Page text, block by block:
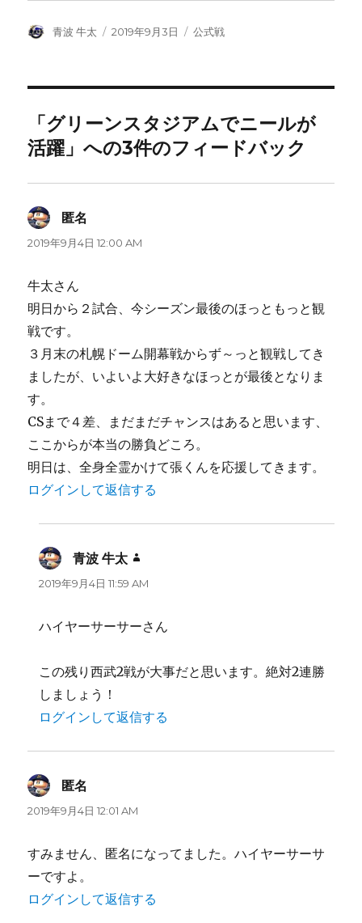
投
青波 牛太
投
2019年9月3日
カ
公式戦
「グリーンスタジアムでニールが
活躍」への3件のフィードバック
匿名
り:
2019年9月4日 12:00 AM
牛太さん
明日から２試合、今シーズン最後のほっともっと観
戦です。
３月末の札幌ドーム開幕戦からず～っと観戦してき
ましたが、いよいよ大好きなほっとが最後となりま
す。
CSまで４差、まだまだチャンスはあると思います、
ここからが本当の勝負どころ。
明日は、全身全霊かけて張くんを応援してきます。
ログインして返信する
青波 牛太
り:
2019年9月4日 11:59 AM
ハイヤーサーサーさん
この残り西武2戦が大事だと思います。絶対2連勝
しましょう！
ログインして返信する
匿名
り:
2019年9月4日 12:01 AM
すみません、匿名になってました。ハイヤーサーサ
ーですよ。
ログインして返信する